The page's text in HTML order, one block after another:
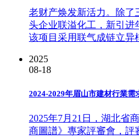
老财产焕发新活力。除了
头企业联溢化工，新引进
该项目采用联气成链立异
2025
08-18
2024-2029年眉山市建材行業需
2025年7月21日，湖北省
商圖譜》專家評審會，評